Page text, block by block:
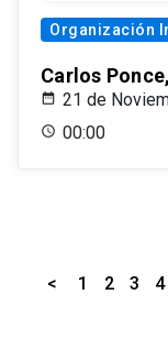
Organización
Carlos
21 de
00:00
< 1 2 3 4